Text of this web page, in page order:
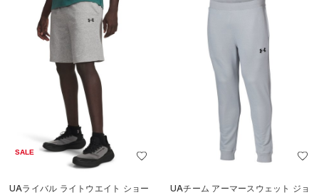
SALE
UAライバル ライトウエイト ショー
UAチーム アーマースウェット ジョ